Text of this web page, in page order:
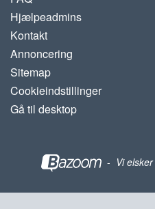
Hjælpeadmins
Kontakt
Annoncering
Sitemap
Cookieindstillinger
Gå til desktop
- Vi